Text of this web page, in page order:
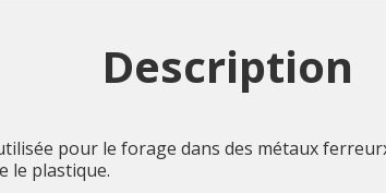
Description
pour le forage dans des métaux
le plastique.